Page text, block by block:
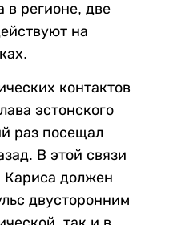
в регионе, две
на
контактов
эстонского
раз посещал
В этой связи
Кариса должен
двусторонним